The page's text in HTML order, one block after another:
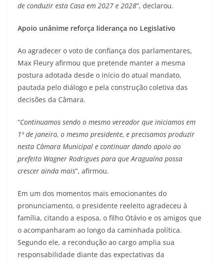
de conduzir esta Casa em 2027 e 2028”, declarou.
Apoio unânime reforça liderança no Legislativo
Ao agradecer o voto de confiança dos parlamentares,
Max Fleury afirmou que pretende manter a mesma
postura adotada desde o início do atual mandato,
pautada pelo diálogo e pela construção coletiva das
decisões da Câmara.
“Continuamos sendo o mesmo vereador que iniciamos em
1º de janeiro, o mesmo presidente, e precisamos produzir
nesta Câmara Municipal e continuar dando apoio ao
prefeito Wagner Rodrigues para que Araguaína possa
crescer ainda mais”, afirmou.
Em um dos momentos mais emocionantes do
pronunciamento, o presidente reeleito agradeceu à
família, citando a esposa, o filho Otávio e os amigos que
o acompanharam ao longo da caminhada política.
Segundo ele, a recondução ao cargo amplia sua
responsabilidade diante das expectativas da